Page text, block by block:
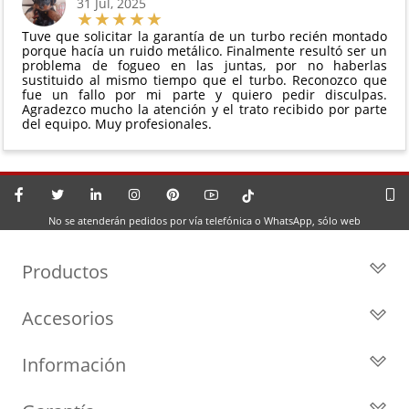
Tuve que solicitar la garantía de un turbo recién montado
porque hacía un ruido metálico. Finalmente resultó ser un
problema de fogueo en las juntas, por no haberlas
sustituido al mismo tiempo que el turbo. Reconozco que
fue un fallo por mi parte y quiero pedir disculpas.
Agradezco mucho la atención y el trato recibido por parte
del equipo. Muy profesionales.
No se atenderán pedidos por vía telefónica o WhatsApp, sólo web
Productos
Turbos por Marca
Cartuchos
Accesorios
Geometrías
Información